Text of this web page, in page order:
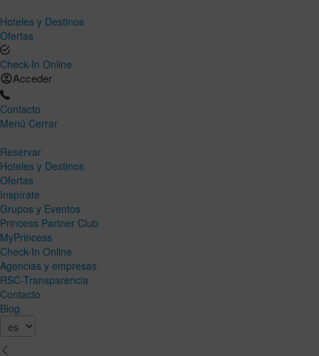
Hoteles y Destinos
Ofertas
Check-In Online
Acceder
Contacto
Menú Cerrar
Reservar
Hoteles y Destinos
Ofertas
Inspírate
Grupos y Eventos
Princess Partner Club
MyPrincess
Check-In Online
Agencias y empresas
RSC-Transparencia
Contacto
Blog